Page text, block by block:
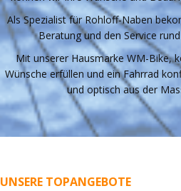
Als Spezialist für Rohloff-Naben
Beratung und den Service
Mit unserer Hausmarke WM-Bike,
Wünsche erfüllen und ein Fahrrad
und optisch aus der
UNSERE TOPANGEBOTE